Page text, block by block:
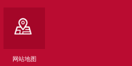
网站地图